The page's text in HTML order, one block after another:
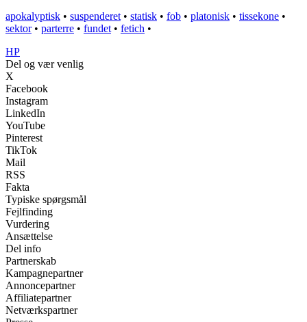
apokalyptisk • suspenderet • statisk • fob • platonisk • tissekone •
sektor• parterre • fundet • fetich •
HP
Del og vær venlig
X
Facebook
Instagram
LinkedIn
YouTube
Pinterest
TikTok
Mail
RSS
Fakta
Typiske spørgsmål
Fejlfinding
Vurdering
Ansættelse
Del info
Partnerskab
Kampagnepartner
Annoncepartner
Affiliatepartner
Netværkspartner